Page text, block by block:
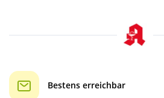
Bestens erreichbar